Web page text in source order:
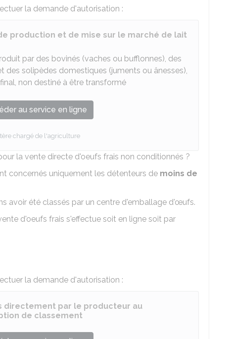
la demande d'autorisation :
production et de mise sur le marché de lait
par des bovinés (vaches ou bufflonnes), des
des solipèdes domestiques (juments ou ânesses),
non destiné à être transformé
au service en ligne
chargé de l'agriculture
la vente directe d'oeufs frais non conditionnés ?
concernés uniquement les détenteurs de moins de
avoir été classés par un centre d'emballage d'œufs.
d'oeufs frais s'effectue soit en ligne soit par
la demande d'autorisation :
directement par le producteur au
de classement